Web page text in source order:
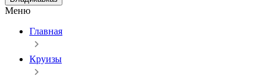
Меню
Главная
Круизы